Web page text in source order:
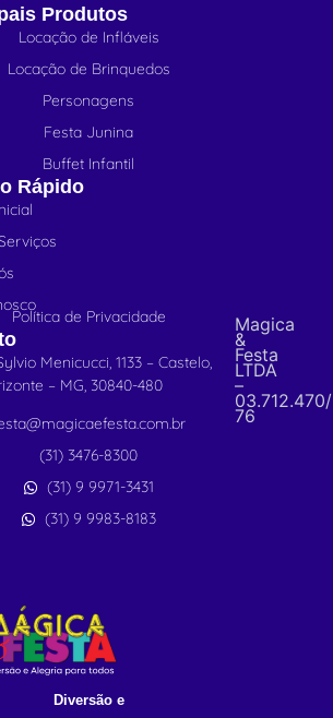
Diversão e
Produtos
Locação de Infláveis
Locação de Brinquedos
Personagens
Festa Junina
Buffet Infantil
Rápido
Política de Privacidade
Menicucci, 1133 – Castelo,
– MG, 30840-480
(31) 3476-8300
(31) 9 9971-3431
(31) 9 9983-8183
Magica
&
Festa
LTDA
–
76